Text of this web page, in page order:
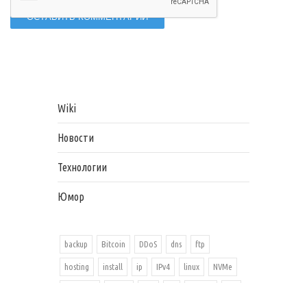
Wiki
Новости
Технологии
Юмор
backup Bitcoin DDoS dns ftp
hosting install ip IPv4 linux NVMe